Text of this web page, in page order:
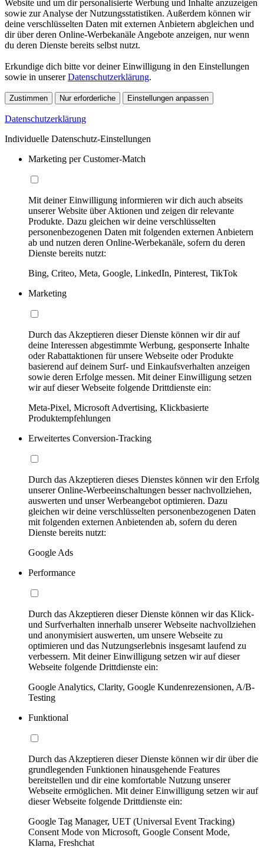
Website und um dir personalisierte Werbung und Inhalte anzuzeigen
sowie zur Analyse der Nutzungsstatistiken. Außerdem können wir
deine verschlüsselten Daten mit externen Anbietern abgleichen und
dir über deren Online-Werbekanäle Angebote anzeigen, nur wenn
du deren Dienste bereits selbst nutzt.
Erkundige dich bitte vor deiner Einwilligung in den Einstellungen
sowie in unsererDatenschutzerklärung.
Zustimmen Nur erforderliche Einstellungen anpassen
Datenschutzerklärung
Individuelle Datenschutz-Einstellungen
Marketing per Customer-Match
Mit deiner Einwilligung informieren wir dich auch abseits
unserer Website über Aktionen und zeigen dir relevante
Produkte. Dazu gleichen wir deine verschlüsselten
personenbezogenen Daten mit folgenden externen Anbietern
ab und nutzen deren Online-Werbekanäle, sofern du deren
Dienste bereits nutzt:
Bing, Criteo, Meta, Google, LinkedIn, Pinterest, TikTok
Marketing
Durch das Akzeptieren dieser Dienste können wir dir auf
deine Interessen abgestimmte Werbung, gesponserte Inhalte
oder Rabattaktionen für unsere Webseite oder Produkte
basierend auf deinem Surf- und Einkaufsverhalten anzeigen
sowie deren Erfolge messen. Mit deiner Einwilligung setzen
wir auf dieser Webseite folgende Drittdienste ein:
Meta-Pixel, Microsoft Advertising, Klickbasierte
Produktempfehlungen
Erweitertes Conversion-Tracking
Durch das Akzeptieren dieses Dienstes können wir den Erfolg
unserer Online-Werbeeinschaltungen besser nachvollziehen,
auswerten und unser Werbeangebot optimieren. Dazu
gleichen wir deine verschlüsselten personenbezogenen Daten
mit folgenden externen Anbietenden ab, sofern du deren
Dienste bereits nutzt:
Google Ads
Performance
Durch das Akzeptieren dieser Dienste können wir das Klick-
und Surfverhalten innerhalb unserer Webseite nachvollziehen
und anonymisiert auswerten, um unsere Webseite zu
optimieren und das Nutzungserlebnis insgesamt laufend zu
verbessern. Mit deiner Einwilligung setzen wir auf dieser
Webseite folgende Drittdienste ein:
Google Analytics, Clarity, Google Kundenrezensionen, A/B-
Testing
Funktional
Durch das Akzeptieren dieser Dienste können wir dir über die
grundlegenden Funktionen hinausgehende Features
bereitstellen und dir eine komfortable Nutzung unserer
Webseite ermöglichen. Mit deiner Einwilligung setzen wir auf
dieser Webseite folgende Drittdienste ein:
Google Tag Manager, UET (Universal Event Tracking)
Consent Mode von Microsoft, Google Consent Mode,
Klarna, Freshchat